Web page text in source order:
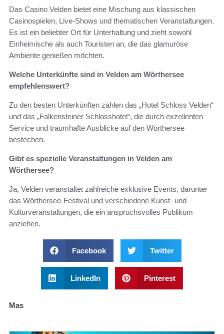
Das Casino Velden bietet eine Mischung aus klassischen
Casinospielen, Live-Shows und thematischen Veranstaltungen.
Es ist ein beliebter Ort für Unterhaltung und zieht sowohl
Einheimische als auch Touristen an, die das glamuröse
Ambiente genießen möchten.
Welche Unterkünfte sind in Velden am Wörthersee
empfehlenswert?
Zu den besten Unterkünften zählen das „Hotel Schloss Velden“
und das „Falkensteiner Schlosshotel“, die durch exzellenten
Service und traumhafte Ausblicke auf den Wörthersee
bestechen.
Gibt es spezielle Veranstaltungen in Velden am
Wörthersee?
Ja, Velden veranstaltet zahlreiche exklusive Events, darunter
das Wörthersee-Festival und verschiedene Kunst- und
Kulturveranstaltungen, die ein anspruchsvolles Publikum
anziehen.
Facebook Twitter
LinkedIn Pinterest
Mas